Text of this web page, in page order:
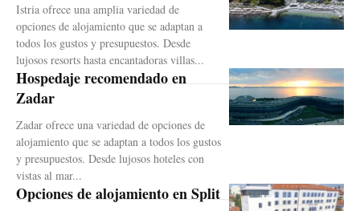
Istria ofrece una amplia variedad de
opciones de alojamiento que se adaptan a
todos los gustos y presupuestos. Desde
lujosos resorts hasta encantadoras villas...
Hospedaje recomendado en
Zadar
Zadar ofrece una variedad de opciones de
alojamiento que se adaptan a todos los gustos
y presupuestos. Desde lujosos hoteles con
vistas al mar...
Opciones de alojamiento en Split